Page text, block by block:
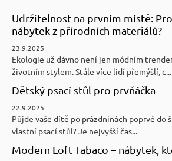
Udržitelnost na prvním místě:
nábytek z přírodních materiálů?
23.9.2025
Ekologie už dávno není jen módním
životním stylem. Stále více lidí přemýšlí, c...
Dětský psací stůl pro prvňáčka
22.9.2025
Půjde vaše dítě po prázdninách poprvé do
vlastní psací stůl? Je nejvyšší čas...
Modern Loft Tabaco – nábytek,